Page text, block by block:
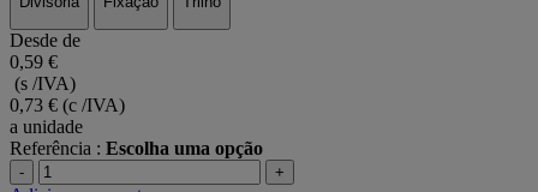
Desde de
0,59 €
(s /IVA)
0,73 € (c /IVA)
a unidade
Referência : Escolha uma opção
- +